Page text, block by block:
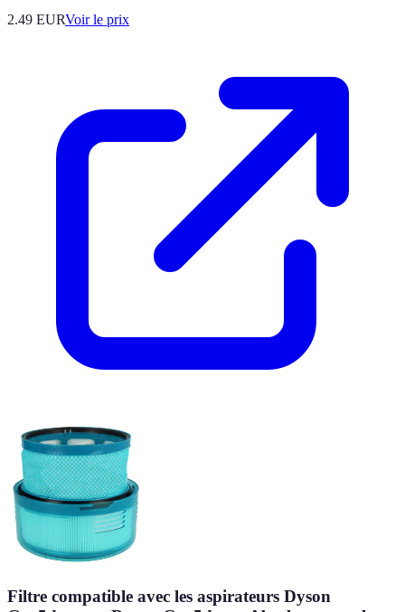
2.49 EURVoir le prix
Filtre compatible avec les aspirateurs Dyson